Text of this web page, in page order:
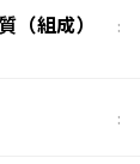
（組成）